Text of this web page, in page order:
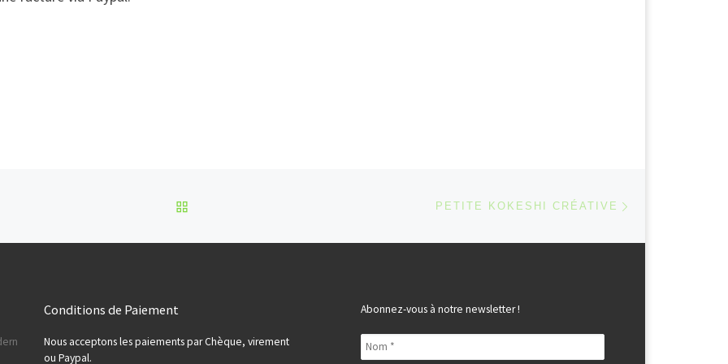
PETITE KOKESHI CRÉATIVE
Conditions de Paiement
Nous acceptons les paiements par Chèque, virement
ou Paypal.
Abonnez-vous à notre newsletter !